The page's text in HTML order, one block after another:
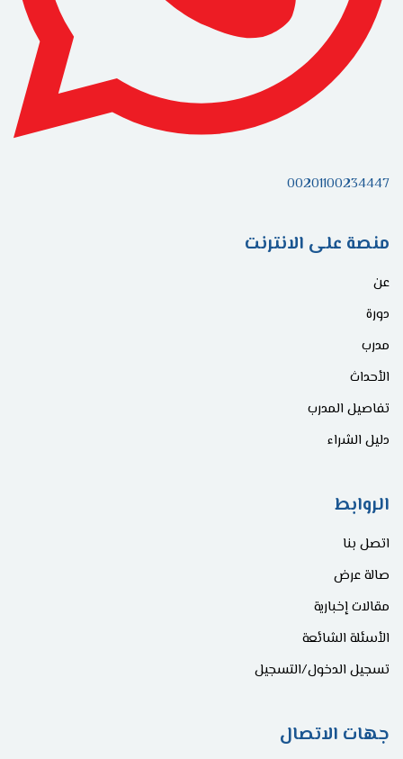
00201100234447
منصة على الانترنت
عن
دورة
مدرب
الأحداث
تفاصيل المدرب
دليل الشراء
الروابط
اتصل بنا
صالة عرض
مقالات إخبارية
الأسئلة الشائعة
تسجيل الدخول/التسجيل
جهات الاتصال